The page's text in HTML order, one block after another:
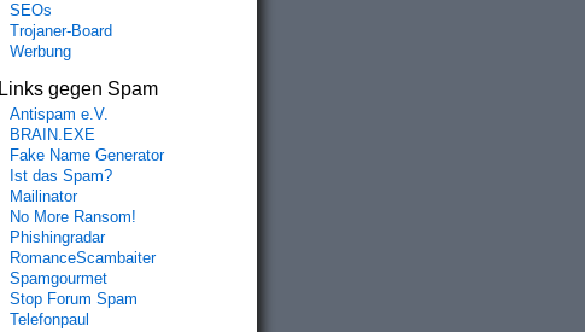
SEOs
Trojaner-Board
Werbung
Links gegen Spam
Antispam e.V.
BRAIN.EXE
Fake Name Generator
Ist das Spam?
Mailinator
No More Ransom!
Phishingradar
RomanceScambaiter
Spamgourmet
Stop Forum Spam
Telefonpaul